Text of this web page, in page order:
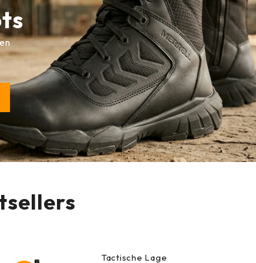
Tactische Lage